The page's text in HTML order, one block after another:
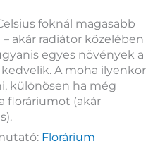
foknál magasabb
akár radiátor közelében
egyes növények a
A moha ilyenkor
különösen ha még
floráriumot (akár
Florárium